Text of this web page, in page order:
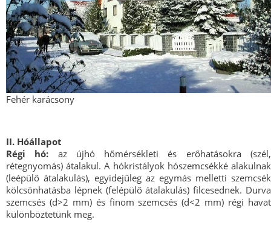
Fehér karácsony
II. Hóállapot
Régi hó: az újhó hőmérsékleti és erőhatásokra (szél,
rétegnyomás) átalakul. A hókristályok hószemcsékké alakulnak
(leépülő átalakulás), egyidejűleg az egymás melletti szemcsék
kölcsönhatásba lépnek (felépülő átalakulás) filcesednek. Durva
szemcsés (d>2 mm) és finom szemcsés (d<2 mm) régi havat
különböztetünk meg.